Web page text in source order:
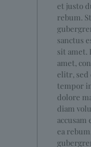
et justo
rebum.
sanctus
sit amet.
amet,
elitr, sed
tempor
dolore
diam
accusam
ea